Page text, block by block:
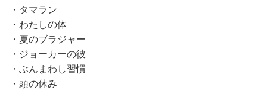
・タマラン
・わたしの体
・夏のブラジャー
・ジョーカーの彼
・ぶんまわし習慣
・頭の休み